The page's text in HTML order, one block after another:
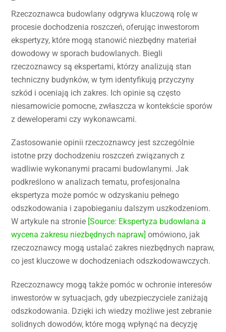
Rzeczoznawca budowlany odgrywa kluczową rolę w
procesie dochodzenia roszczeń, oferując inwestorom
ekspertyzy, które mogą stanowić niezbędny materiał
dowodowy w sporach budowlanych. Biegli
rzeczoznawcy są ekspertami, którzy analizują stan
techniczny budynków, w tym identyfikują przyczyny
szkód i oceniają ich zakres. Ich opinie są często
niesamowicie pomocne, zwłaszcza w kontekście sporów
z deweloperami czy wykonawcami.
Zastosowanie opinii rzeczoznawcy jest szczególnie
istotne przy dochodzeniu roszczeń związanych z
wadliwie wykonanymi pracami budowlanymi. Jak
podkreślono w analizach tematu, profesjonalna
ekspertyza może pomóc w odzyskaniu pełnego
odszkodowania i zapobieganiu dalszym uszkodzeniom.
W artykule na stronie [Source: Ekspertyza budowlana a
wycena zakresu niezbędnych napraw] omówiono, jak
rzeczoznawcy mogą ustalać zakres niezbędnych napraw,
co jest kluczowe w dochodzeniach odszkodowawczych.
Rzeczoznawcy mogą także pomóc w ochronie interesów
inwestorów w sytuacjach, gdy ubezpieczyciele zaniżają
odszkodowania. Dzięki ich wiedzy możliwe jest zebranie
solidnych dowodów, które mogą wpłynąć na decyzję